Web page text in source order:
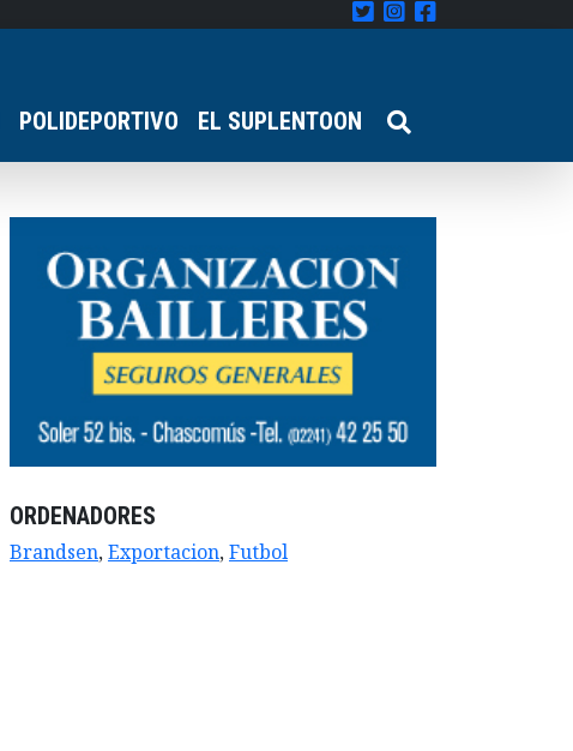
POLIDEPORTIVO EL SUPLENTOON
ORDENADORES
Brandsen,Exportacion,Futbol